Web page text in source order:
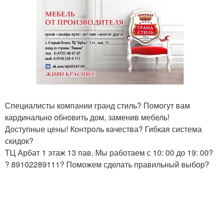
Специалисты компании гранд стиль? Помогут вам
кардинально обновить дом, заменив мебель!
Доступные цены! Контроль качества? Гибкая система
скидок?
ТЦ Арбат 1 этаж 13 пав. Мы работаем с 10: 00 до 19: 00?
? 89102289111? Поможем сделать правильный выбор?